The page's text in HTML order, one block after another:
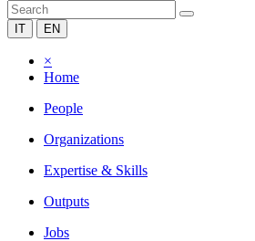
IT EN
×
Home
People
Organizations
Expertise & Skills
Outputs
Jobs